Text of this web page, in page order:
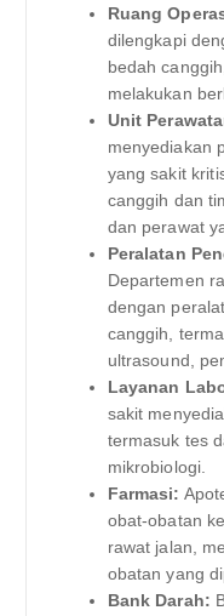
Ruang
dilengkapi
bedah
melakukan
Unit
menyediakan
yang sakit
canggih dan
dan perawat
Peralatan
Departemen
dengan
canggih,
ultrasound,
Layanan
sakit
termasuk tes
mikrobiologi.
Farmasi:
obat-obatan
rawat jalan,
obatan yang
Bank Darah: